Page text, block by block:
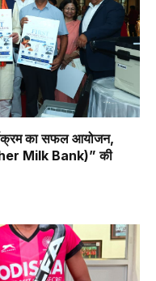
का सफल आयोजन,
Milk Bank)” की